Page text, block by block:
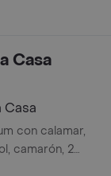
Casa
Casa
con calamar,
camarón, 2
queso